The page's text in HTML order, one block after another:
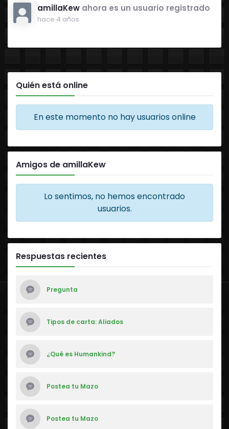
amillaKew ahora es un usuario registrado
hace 4 años
Quién está online
En este momento no hay usuarios online
Amigos de amillaKew
Lo sentimos, no hemos encontrado
usuarios.
Respuestas recientes
Pregunta
Tipos de carta: Aliados
¿Qué es Humankind?
Postea tu Mazo
Postea tu Mazo